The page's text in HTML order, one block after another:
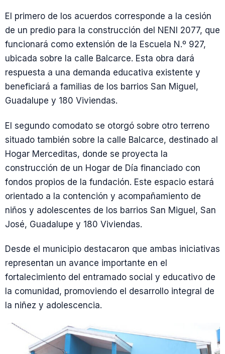
El primero de los acuerdos corresponde a la cesión
de un predio para la construcción del NENI 2077, que
funcionará como extensión de la Escuela N.º 927,
ubicada sobre la calle Balcarce. Esta obra dará
respuesta a una demanda educativa existente y
beneficiará a familias de los barrios San Miguel,
Guadalupe y 180 Viviendas.
El segundo comodato se otorgó sobre otro terreno
situado también sobre la calle Balcarce, destinado al
Hogar Merceditas, donde se proyecta la
construcción de un Hogar de Día financiado con
fondos propios de la fundación. Este espacio estará
orientado a la contención y acompañamiento de
niños y adolescentes de los barrios San Miguel, San
José, Guadalupe y 180 Viviendas.
Desde el municipio destacaron que ambas iniciativas
representan un avance importante en el
fortalecimiento del entramado social y educativo de
la comunidad, promoviendo el desarrollo integral de
la niñez y adolescencia.